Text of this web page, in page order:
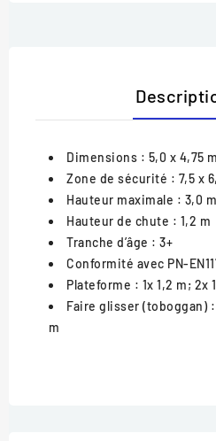
Dimensions : 5,0 x 4,75 m
Zone de sécurité : 7,5 x
Hauteur maximale : 3,0 m
Hauteur de chute : 1,2 m
Tranche d’âge : 3+
Conformité avec PN-
Plateforme : 1x 1,2 m; 2x
Faire glisser (toboggan):
m